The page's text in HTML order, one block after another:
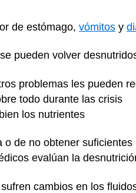
de estómago, vómitos y
pueden volver
problemas les pueden
todo durante las crisis
los nutrientes
de no obtener
evalúan la
sufren cambios en los